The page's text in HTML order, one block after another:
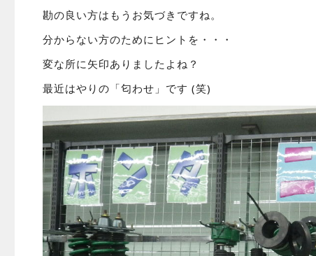
勘の良い方はもうお気づきですね。
分からない方のためにヒントを・・・
変な所に矢印ありましたよね？
最近はやりの「匂わせ」です (笑)